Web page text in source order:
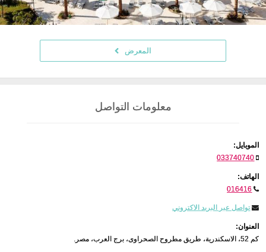
المعرض
معلومات التواصل
الموبايل:
033740740
الهاتف:
016416
تواصل عبر البريد الاكتروني
العنوان:
كم 52، الاسكندرية، طريق مطروح الصحراوى، برج العرب، مصر.